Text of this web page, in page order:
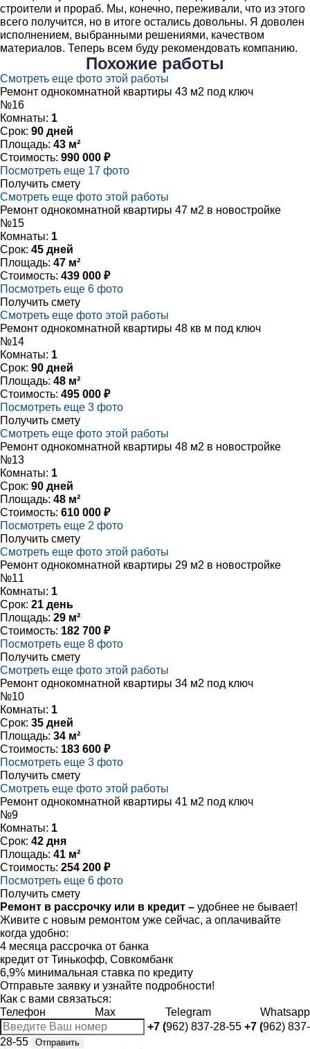
строители и прораб. Мы, конечно, переживали, что из этого
всего получится, но в итоге остались довольны. Я доволен
исполнением, выбранными решениями, качеством
материалов. Теперь всем буду рекомендовать компанию.
Похожие работы
Смотреть еще фото этой работы
Ремонт однокомнатной квартиры 43 м2 под ключ
№16
Комнаты: 1
Срок: 90 дней
Площадь: 43 м²
Стоимость: 990 000 ₽
Посмотреть еще 17 фото
Получить смету
Смотреть еще фото этой работы
Ремонт однокомнатной квартиры 47 м2 в новостройке
№15
Комнаты: 1
Срок: 45 дней
Площадь: 47 м²
Стоимость: 439 000 ₽
Посмотреть еще 6 фото
Получить смету
Смотреть еще фото этой работы
Ремонт однокомнатной квартиры 48 кв м под ключ
№14
Комнаты: 1
Срок: 90 дней
Площадь: 48 м²
Стоимость: 495 000 ₽
Посмотреть еще 3 фото
Получить смету
Смотреть еще фото этой работы
Ремонт однокомнатной квартиры 48 м2 в новостройке
№13
Комнаты: 1
Срок: 90 дней
Площадь: 48 м²
Стоимость: 610 000 ₽
Посмотреть еще 2 фото
Получить смету
Смотреть еще фото этой работы
Ремонт однокомнатной квартиры 29 м2 в новостройке
№11
Комнаты: 1
Срок: 21 день
Площадь: 29 м²
Стоимость: 182 700 ₽
Посмотреть еще 8 фото
Получить смету
Смотреть еще фото этой работы
Ремонт однокомнатной квартиры 34 м2 под ключ
№10
Комнаты: 1
Срок: 35 дней
Площадь: 34 м²
Стоимость: 183 600 ₽
Посмотреть еще 3 фото
Получить смету
Смотреть еще фото этой работы
Ремонт однокомнатной квартиры 41 м2 под ключ
№9
Комнаты: 1
Срок: 42 дня
Площадь: 41 м²
Стоимость: 254 200 ₽
Посмотреть еще 6 фото
Получить смету
Ремонт в рассрочку или в кредит – удобнее не бывает!
Живите с новым ремонтом уже сейчас, а оплачивайте
когда удобно:
4 месяца рассрочка от банка
кредит от Тинькофф, Совкомбанк
6,9% минимальная ставка по кредиту
Отправьте заявку и узнайте подробности!
Как с вами связаться:
Телефон
Max Telegram
Whatsapp
+7 (962) 837-28-55 +7 (962) 837-
28-55
Отправить